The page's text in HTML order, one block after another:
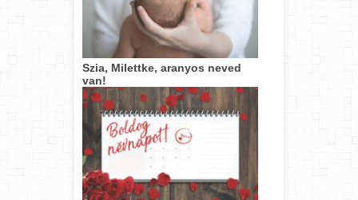
Szia, Milettke, aranyos neved
van!